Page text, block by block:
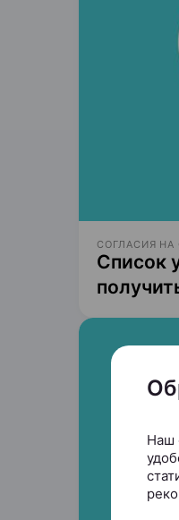
СОГЛАСИЯ НА
Список
Наш